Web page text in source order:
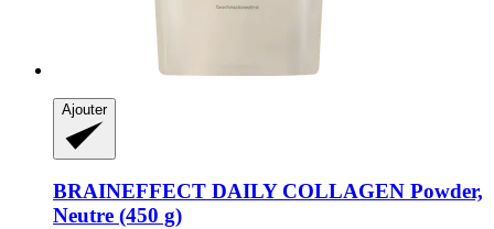
Ajouter
BRAINEFFECT DAILY COLLAGEN Powder,
Neutre (450 g)